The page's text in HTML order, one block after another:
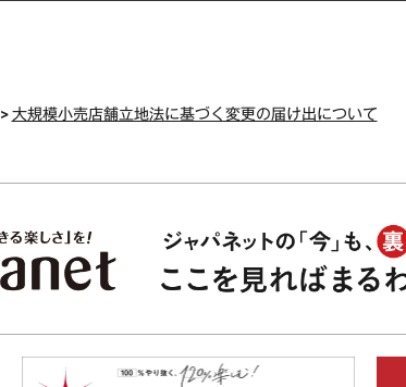
>大規模小売店舗立地法に基づく変更の届け出について